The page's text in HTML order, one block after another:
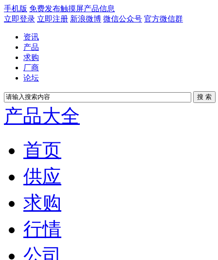
手机版 免费发布触摸屏产品信息
立即登录 立即注册 新浪微博 微信公众号 官方微信群
资讯
产品
求购
厂商
论坛
产品大全
首页
供应
求购
行情
公司